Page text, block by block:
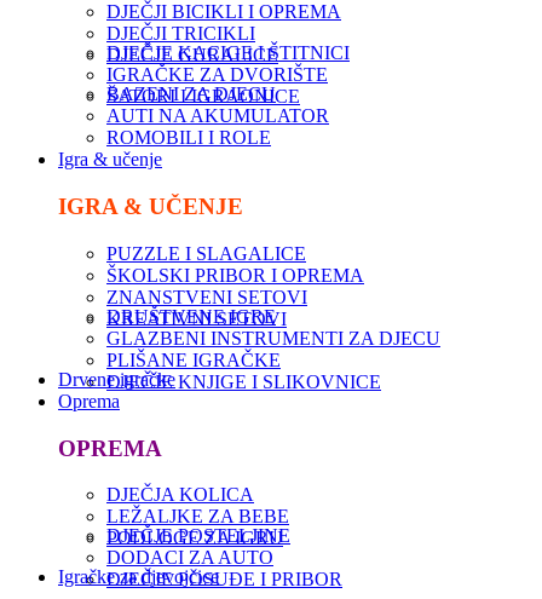
DJEČJI BICIKLI I OPREMA
DJEČJI TRICIKLI
DJEČJE GURALICE
DJEČJE KACIGE I ŠTITNICI
IGRAČKE ZA DVORIŠTE
ŠATORI I IGRAONICE
BAZENI ZA DJECU
AUTI NA AKUMULATOR
ROMOBILI I ROLE
Igra & učenje
IGRA & UČENJE
PUZZLE I SLAGALICE
ŠKOLSKI PRIBOR I OPREMA
ZNANSTVENI SETOVI
KREATIVNI SETOVI
DRUŠTVENE IGRE
GLAZBENI INSTRUMENTI ZA DJECU
PLIŠANE IGRAČKE
DJEČJE KNJIGE I SLIKOVNICE
Drvene igračke
Oprema
OPREMA
DJEČJA KOLICA
LEŽALJKE ZA BEBE
PODLOGE ZA IGRU
DJEČJE POSTELJINE
DODACI ZA AUTO
DJEČJE POSUĐE I PRIBOR
Igračke za djevojčice